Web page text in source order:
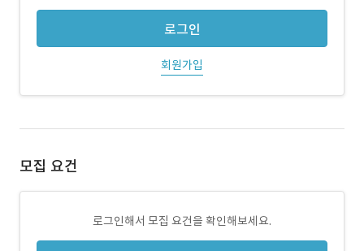
로그인
회원가입
모집 요건
로그인해서 모집 요건을 확인해보세요.